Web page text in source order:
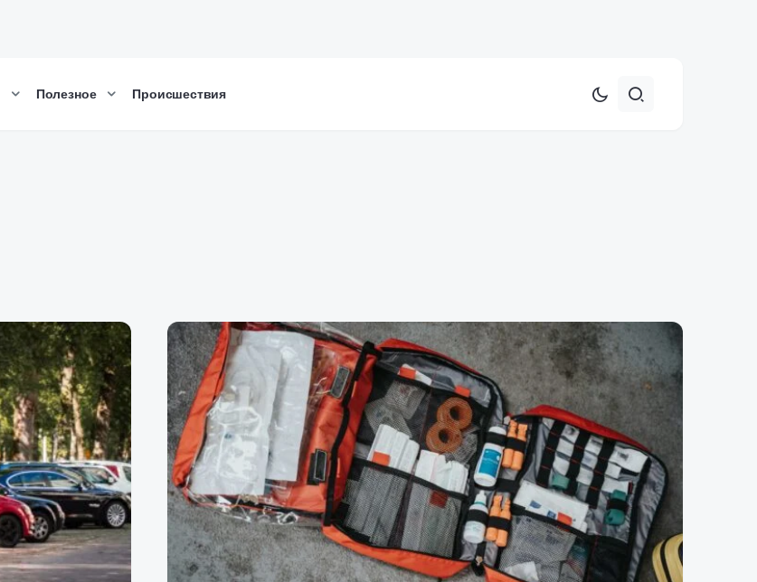
Полезное Происшествия